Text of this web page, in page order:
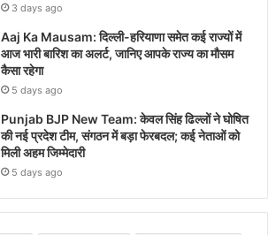
3 days ago
Aaj Ka Mausam: दिल्ली-हरियाणा समेत कई राज्यों में
आज भारी बारिश का अलर्ट, जानिए आपके राज्य का मौसम
कैसा रहेगा
5 days ago
Punjab BJP New Team: केवल सिंह ढिल्लों ने घोषित
की नई प्रदेश टीम, संगठन में बड़ा फेरबदल; कई नेताओं को
मिली अहम जिम्मेदारी
5 days ago